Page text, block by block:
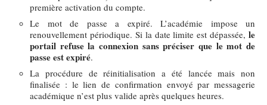
première activation du compte.
Le mot de passe a expiré. L’académie impose un
renouvellement périodique. Si la date limite est dépassée, le
portail refuse la connexion sans préciser que le mot de
passe est expiré.
La procédure de réinitialisation a été lancée mais non
finalisée : le lien de confirmation envoyé par messagerie
académique n’est plus valide après quelques heures.